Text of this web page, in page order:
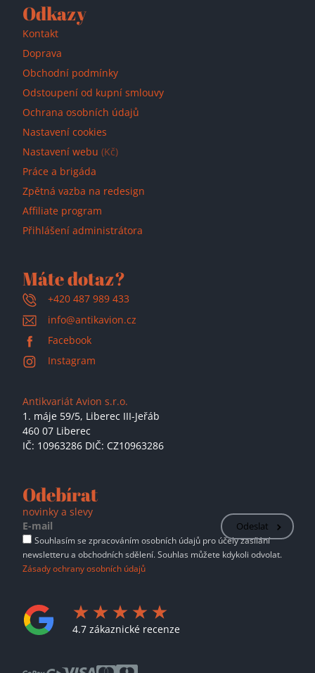
Odkazy
Kontakt
Doprava
Obchodní podmínky
Odstoupení od kupní smlouvy
Ochrana osobních údajů
Nastavení cookies
Nastavení webu (Kč)
Práce a brigáda
Zpětná vazba na redesign
Affiliate program
Přihlášení administrátora
Máte dotaz?
+420 487 989 433
info@antikavion.cz
Facebook
Instagram
Antikvariát Avion s.r.o.
1. máje 59/5, Liberec III-Jeřáb
460 07 Liberec
IČ: 10963286 DIČ: CZ10963286
Odebírat
novinky a slevy
Odeslat
Souhlasím se zpracováním osobních údajů pro účely zasílání
newsletteru a obchodních sdělení. Souhlas můžete kdykoli odvolat.
Zásady ochrany osobních údajů
4.7 zákaznické recenze